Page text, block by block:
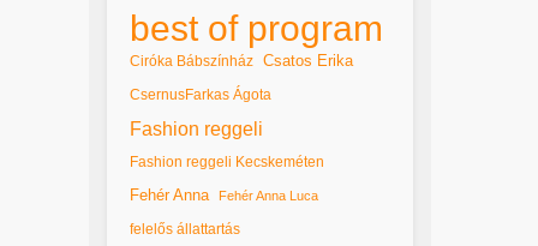
best of program
Ciróka Bábszínház Csatos Erika
CsernusFarkas Ágota
Fashion reggeli
Fashion reggeli Kecskeméten
Fehér Anna Fehér Anna Luca
felelős állattartás